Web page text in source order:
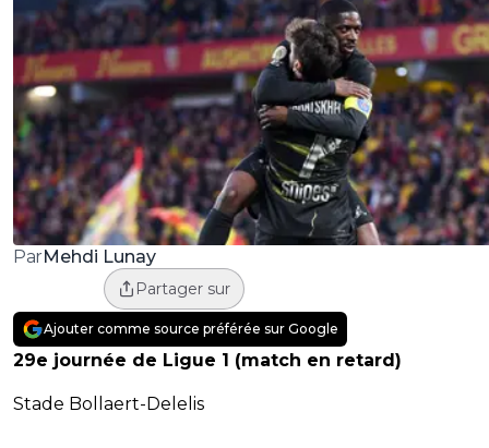
ParMehdi Lunay
Partager sur
Ajouter comme source préférée sur Google
29e journée de Ligue 1 (match en retard)
Stade Bollaert-Delelis